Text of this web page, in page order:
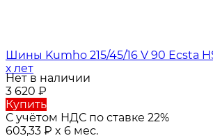
Шины Kumho 215/45/16 V 90 Ecsta
х лет
Нет в наличии
3 620 ₽
Купить
С учётом НДС по ставке 22%
603,33 ₽ x 6 мес.